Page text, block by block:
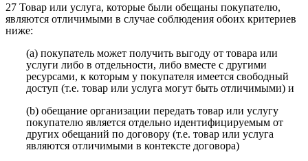
27 Товар или услуга, которые были обещаны покупателю,
являются отличимыми в случае соблюдения обоих критериев
ниже:
(a) покупатель может получить выгоду от товара или
услуги либо в отдельности, либо вместе с другими
ресурсами, к которым у покупателя имеется свободный
доступ (т.е. товар или услуга могут быть отличимыми) и
(b) обещание организации передать товар или услугу
покупателю является отдельно идентифицируемым от
других обещаний по договору (т.е. товар или услуга
являются отличимыми в контексте договора)